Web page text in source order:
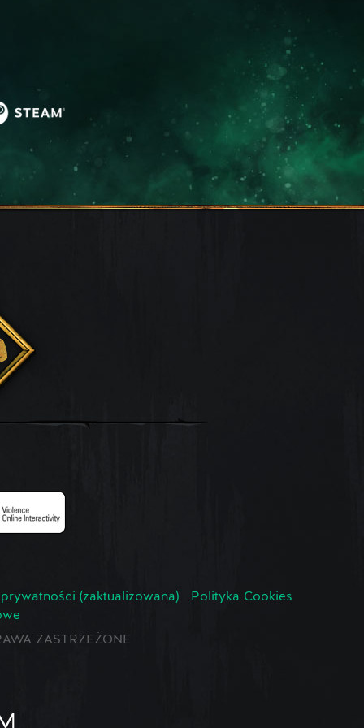
(zaktualizowana)
Polityka Cookies
ZASTRZEŻONE